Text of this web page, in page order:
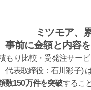
ミツモア、
事前に金額と内容
もり比較・受発注サー
代表取締役：石川彩子)
数150万件を突破するこ